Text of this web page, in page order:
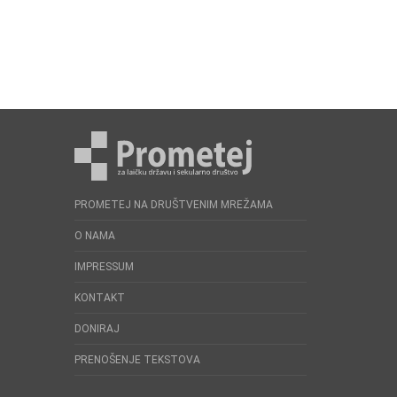
PROMETEJ NA DRUŠTVENIM MREŽAMA
O NAMA
IMPRESSUM
KONTAKT
DONIRAJ
PRENOŠENJE TEKSTOVA